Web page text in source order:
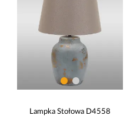
Lampka Stołowa D4558